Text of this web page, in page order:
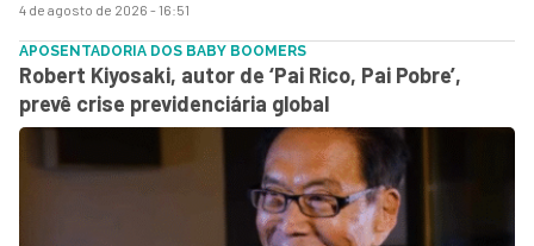
4 de agosto de 2026 - 16:51
APOSENTADORIA DOS BABY BOOMERS
Robert Kiyosaki, autor de ‘Pai Rico, Pai Pobre’,
prevê crise previdenciária global